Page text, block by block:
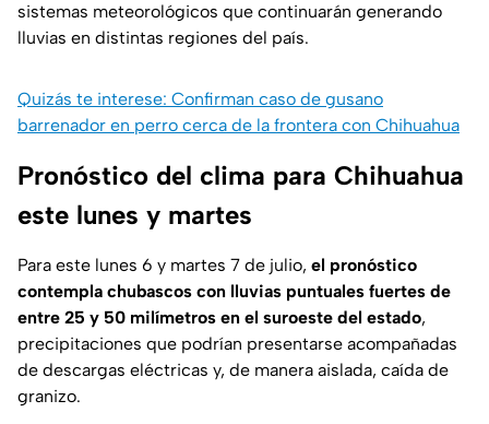
sistemas meteorológicos que continuarán generando
lluvias en distintas regiones del país.
Quizás te interese: Confirman caso de gusano
barrenador en perro cerca de la frontera con Chihuahua
Pronóstico del clima para Chihuahua
este lunes y martes
Para este lunes 6 y martes 7 de julio, el pronóstico
contempla chubascos con lluvias puntuales fuertes de
entre 25 y 50 milímetros en el suroeste del estado,
precipitaciones que podrían presentarse acompañadas
de descargas eléctricas y, de manera aislada, caída de
granizo.